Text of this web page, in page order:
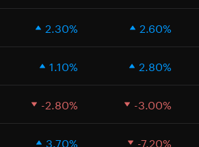
2.30% 2.60%
1.10% 2.80%
-2.80% -3.00%
3.70% -7.20%